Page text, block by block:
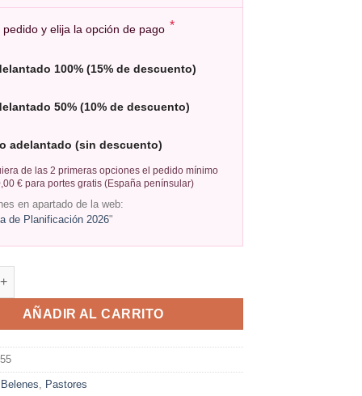
pedido y elija la opción de pago *
100% (15% de descuento)
50% (10% de descuento)
adelantado (sin descuento)
de las 2 primeras opciones el pedido mínimo
€ para portes gratis (España penínsular)
en apartado de la web:
de Planificación 2026"
AÑADIR AL CARRITO
Belenes Pastores